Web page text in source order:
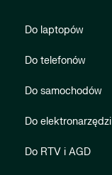
Do laptopów
Do telefonów
Do samochodów
Do elektronarzędzi
Do RTV i AGD